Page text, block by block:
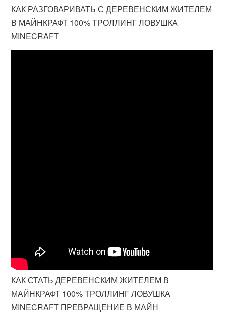
КАК РАЗГОВАРИВАТЬ С ДЕРЕВЕНСКИМ ЖИТЕЛЕМ
В МАЙНКРАФТ 100% ТРОЛЛИНГ ЛОВУШКА
MINECRAFT
КАК СТАТЬ ДЕРЕВЕНСКИМ ЖИТЕЛЕМ В
МАЙНКРАФТ 100% ТРОЛЛИНГ ЛОВУШКА
MINECRAFT ПРЕВРАЩЕНИЕ В МАЙН